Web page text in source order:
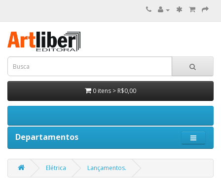
0 itens > R$0,00
Departamentos
Elétrica Lançamentos.